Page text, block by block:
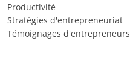
Productivité
Stratégies d'entrepreneuriat
Témoignages d'entrepreneurs